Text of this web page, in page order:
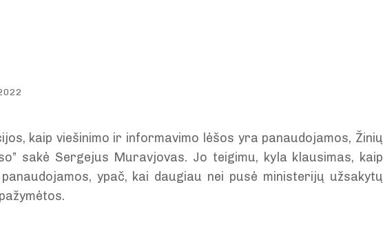
kaip viešinimo ir informavimo lėšos yra panaudojamos, Žinių
sakė Sergejus Muravjovas. Jo teigimu, kyla klausimas, kaip
ypač, kai daugiau nei pusė ministerijų užsakytų